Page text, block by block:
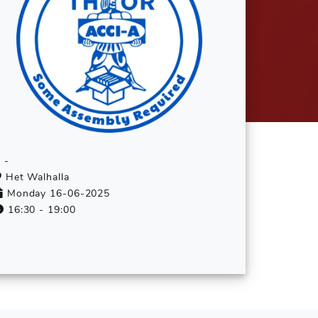
-
Het Walhalla
Monday 16-06-2025
16:30 - 19:00